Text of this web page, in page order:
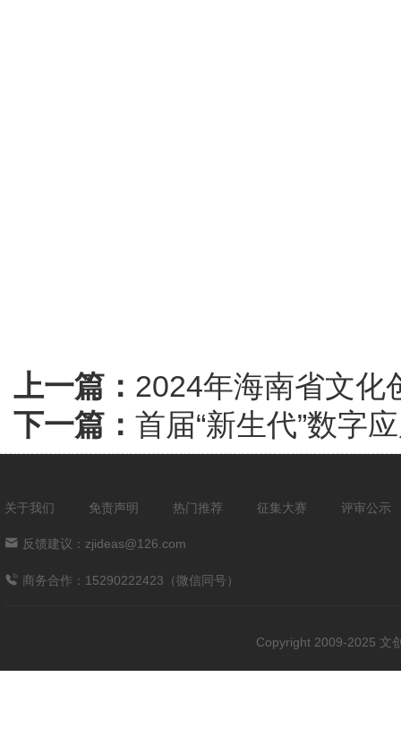
上一篇： 2024年海南省文化
下一篇： 首届“新生代”数字
关于我们 免责声明 热门推荐 征集大赛 评审公示
反馈建议：zjideas@126.com
商务合作：15290222423（微信同号）
Copyright 2009-2025 文